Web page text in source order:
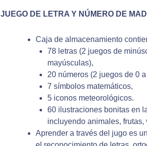
JUEGO DE LETRA Y NÚMERO DE
Caja de almacenamiento
78 letras (2 juegos de
mayúsculas),
20 números (2 juegos de 0 a
7 símbolos matemáticos,
5 iconos meteorológicos.
60 ilustraciones bonitas en
incluyendo animales, frutas,
Aprender a través del jugo es